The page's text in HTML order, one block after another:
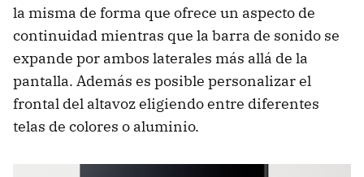
la misma de forma que ofrece un aspecto de
continuidad mientras que la barra de sonido se
expande por ambos laterales más allá de la
pantalla. Además es posible personalizar el
frontal del altavoz eligiendo entre diferentes
telas de colores o aluminio.